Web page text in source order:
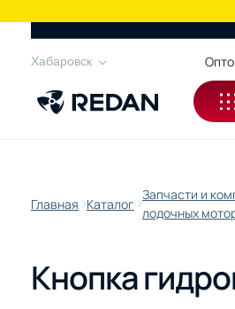
Хабаровск
Главная Каталог
Запчасти и
лодочных
Кнопка